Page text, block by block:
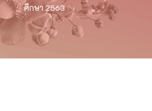
ศึกษา​ 2563